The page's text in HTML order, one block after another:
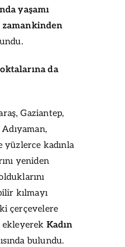
yaşamı
zamankinden
da
Gaziantep,
yüzlerce kadınla
yeniden
kılmayı
çerçevelere
ekleyerek Kadın
bulundu.